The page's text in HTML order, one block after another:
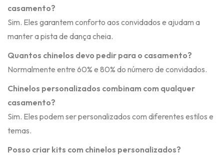
casamento?
Sim. Eles garantem conforto aos convidados e ajudam a
manter a pista de dança cheia.
Quantos chinelos devo pedir para o casamento?
Normalmente entre 60% e 80% do número de convidados.
Chinelos personalizados combinam com qualquer
casamento?
Sim. Eles podem ser personalizados com diferentes estilos e
temas.
Posso criar kits com chinelos personalizados?